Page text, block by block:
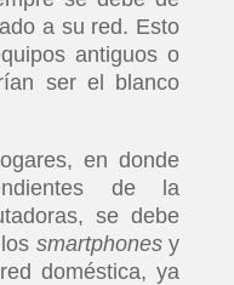
a su red. Esto
antiguos o
ser el blanco
en donde
de la
se debe
smartphonesy
doméstica, ya